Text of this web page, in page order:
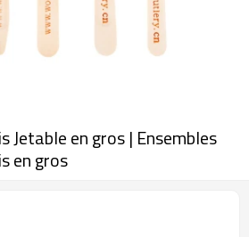
Jetable en gros | Ensembles
en gros